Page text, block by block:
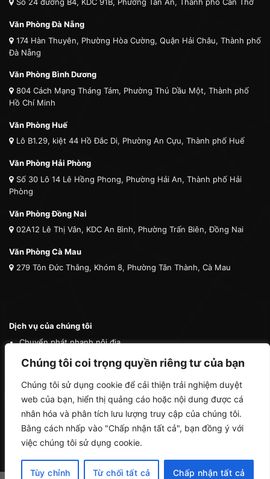
Chúng tôi coi trọng quyền riêng tư của bạn
Chúng tôi sử dụng cookie để cải thiện trải nghiệm duyệt
web của bạn, hiển thị quảng cáo hoặc nội dung được cá
nhân hóa và phân tích lưu lượng truy cập của chúng tôi.
Bằng cách nhấp vào "Chấp nhận tất cả", bạn đồng ý với
việc chúng tôi sử dụng cookie.
Tùy chỉnh Từ chối tất cả Chấp nhận tất cả
Văn Phòng Đà Nẵng
174 Hàn Thuyên, Phường Hòa Cường, Quận Hải Châu, Thành phố
Đà Nẵng
Văn Phòng Bình Dương
804 Cách Mạng Tháng Tám, Phường Thủ Dầu Một, Thành phố
Hồ Chí Minh
Văn Phòng Huế
Lô B1.29, kiệt 44 Hồ Đắc Di, Phường An Cựu, Thành phố Huế
Văn Phòng Hải Phòng
Số 30 Lô 14 Lê Hồng Phong, Phường Hải An, Thành phố Hải
Phòng
Văn Phòng Đồng Nai
02A12 Lê Thị Vân, KDC An Bình, Phường Trấn Biên, Đồng Nai
Văn Phòng Cà Mau
279 Tôn Đức Thắng, Khóm 8, Phường Tân Thành, Cà Mau
Dịch vụ của chúng tôi
Chuyển phát nhanh nội địa
Chuyển phát nhanh quốc tế
Vận chuyển thú cưng
Mua hộ hàng nước ngoài